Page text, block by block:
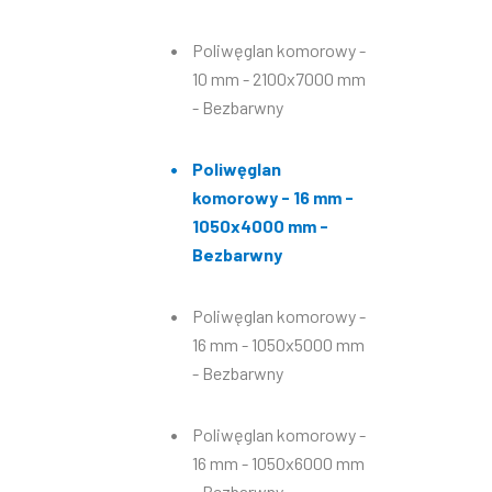
Poliwęglan komorowy -
10 mm - 2100x7000 mm
- Bezbarwny
Poliwęglan
komorowy - 16 mm -
1050x4000 mm -
Bezbarwny
Poliwęglan komorowy -
16 mm - 1050x5000 mm
- Bezbarwny
Poliwęglan komorowy -
16 mm - 1050x6000 mm